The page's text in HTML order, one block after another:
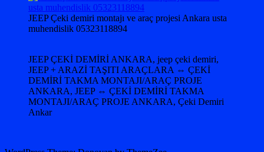
JEEP Çeki demiri montajı ve araç projesi Ankara usta
muhendislik 05323118894
JEEP ÇEKİ DEMİRİ ANKARA, jeep çeki demiri,
JEEP + ARAZİ TAŞITI ARAÇLARA ⇔ ÇEKİ
DEMİRİ TAKMA MONTAJI/ARAÇ PROJE
ANKARA, JEEP ⇔ ÇEKİ DEMİRİ TAKMA
MONTAJI/ARAÇ PROJE ANKARA, Çeki Demiri
Ankar